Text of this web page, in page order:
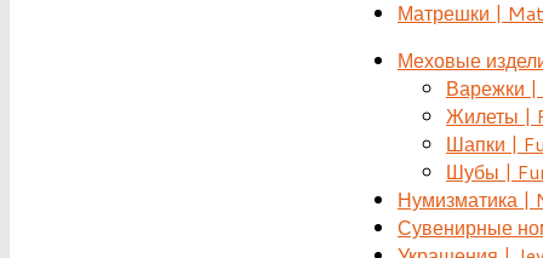
Матрешки |
Меховые
Варежки
Жилеты |
Шапки |
Шубы |
Нумизматика |
Сувенирные